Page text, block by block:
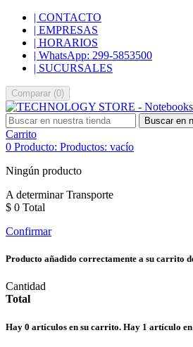
| CONTACTO
| EMPRESAS
| HORARIOS
| WhatsApp: 299-5853500
| SUCURSALES
Comparar (0)
Buscar en
Carrito
0 Producto: Productos: vacío
Ningún producto
A determinarTransporte
$ 0 Total
Confirmar
Producto añadido correctamente a su carrito
Cantidad
Total
Hay 0 artículos en su carrito. Hay 1 artículo